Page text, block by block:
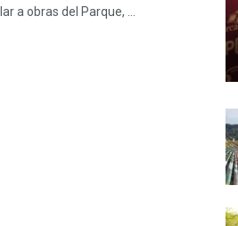
a obras del Parque, ...